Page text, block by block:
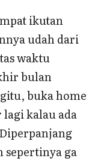
ikutan
udah dari
waktu
bulan
buka home
kalau ada
sepertinya ga